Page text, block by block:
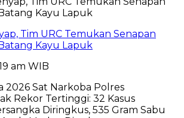
Tim URC Temukan Senapan
Kayu Lapuk
am WIB